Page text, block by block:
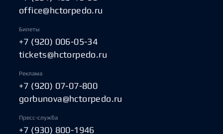
office@hctorpedo.ru
Билеты
+7 (920) 006-05-34
tickets@hctorpedo.ru
Реклама
+7 (920) 07-07-800
gorbunova@hctorpedo.ru
Пресс-служба
+7 (930) 800-1946